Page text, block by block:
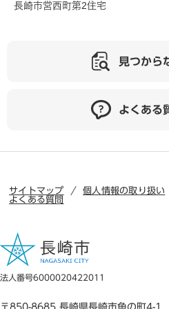
長崎市営西町第2住宅
見つから
よくある
サイトマップ 個人情報の取り扱い
よくある質問
法人番号6000020422011
〒850-8685 長崎県長崎市魚の町4-1